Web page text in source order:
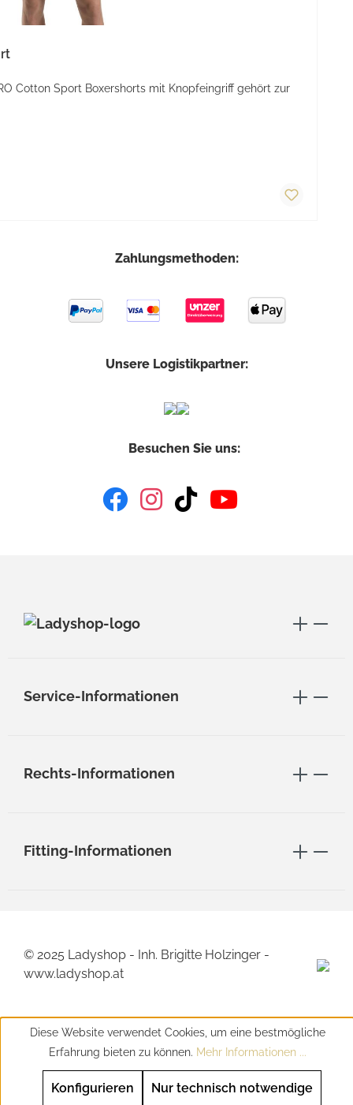
Cotton Sport Boxershorts mit Knopfeingriff gehört zur
Zahlungsmethoden:
Unsere Logistikpartner:
Besuchen Sie uns:
Service-Informationen
Rechts-Informationen
Fitting-Informationen
© 2025 Ladyshop - Inh. Brigitte Holzinger -
www.ladyshop.at
Diese Website verwendet Cookies, um eine bestmögliche
Erfahrung bieten zu können. Mehr Informationen ...
Nur technisch notwendige
Konfigurieren